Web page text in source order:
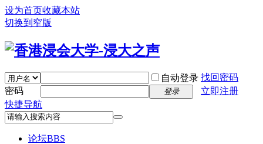
设为首页收藏本站
切换到窄版
自动登录 找回密码
密码
登录
立即注册
快捷导航
论坛BBS